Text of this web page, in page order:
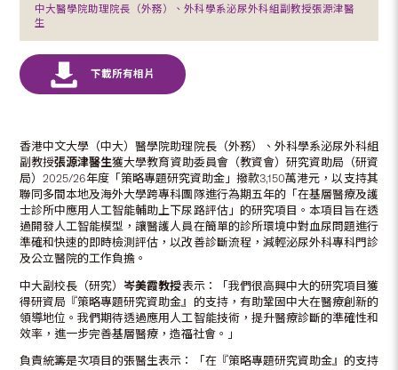
中大醫學院助理院長（外務）、外科學系泌尿外科組副教授張源津醫
生
香港中文大學（中大）醫學院助理院長（外務）、外科學系泌尿外科組
副教授張源津醫生獲大學教育資助委員會（教資會）研究資助局（研資
局）2025/26年度「策略專題研究資助金」撥款3,150萬港元，以支持其
聯同多間本地及海外大學跨專科團隊進行為期五年的「在基層醫療及護
士診所中應用人工智能輔助上下尿路評估」的研究項目。本項目旨在透
過開發人工智能模型，讓醫護人員在簡單的診所環境中對血尿問題進行
準確和快速的即時檢測評估，以改善診斷流程，減輕泌尿外科專科門診
及公立醫院的工作負擔。
中大副校長（研究）岑美霞教授表示：「我們很高興中大的研究項目獲
得研資局『策略專題研究資助金』的支持，有助鞏固中大在醫療創新的
領導地位。我們期待透過應用人工智能技術，提升醫療診斷的準確性和
效率，進一步完善基層醫療，造福社會。」
負責統籌是次項目的張醫生表示：「在『策略專題研究資助金』的支持